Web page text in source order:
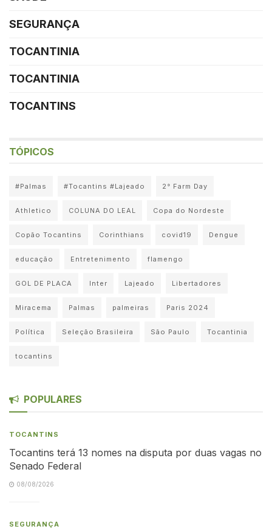
SEGURANÇA
TOCANTINIA
TOCANTINIA
TOCANTINS
TÓPICOS
#Palmas #Tocantins #Lajeado 2° Farm Day
Athletico COLUNA DO LEAL Copa do Nordeste
Copão Tocantins Corinthians covid19 Dengue
educação Entretenimento flamengo
GOL DE PLACA Inter Lajeado Libertadores
Miracema Palmas palmeiras Paris 2024
Política Seleção Brasileira São Paulo Tocantinia
tocantins
POPULARES
TOCANTINS
Tocantins terá 13 nomes na disputa por duas vagas no
Senado Federal
08/08/2026
SEGURANÇA